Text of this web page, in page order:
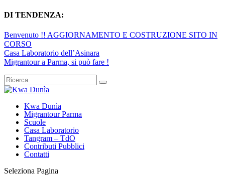
DI TENDENZA:
Benvenuto !! AGGIORNAMENTO E COSTRUZIONE SITO IN
CORSO
Casa Laboratorio dell’Asinara
Migrantour a Parma, si può fare !
Kwa Dunìa
Migrantour Parma
Scuole
Casa Laboratorio
Tangram – TdO
Contributi Pubblici
Contatti
Seleziona Pagina